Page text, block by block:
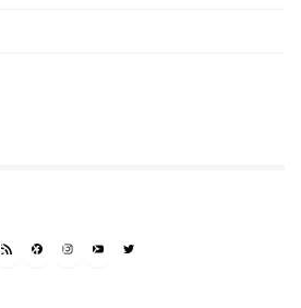
RSS FEEDFACEBOOK
INSTAGRAM
YOUTUBETWITTER